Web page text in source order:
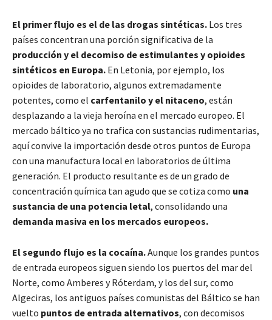
El primer flujo es el de las drogas sintéticas. Los tres
países concentran una porción significativa de la
producción y el decomiso de estimulantes y opioides
sintéticos en Europa. En Letonia, por ejemplo, los
opioides de laboratorio, algunos extremadamente
potentes, como el carfentanilo y el nitaceno, están
desplazando a la vieja heroína en el mercado europeo. El
mercado báltico ya no trafica con sustancias rudimentarias,
aquí convive la importación desde otros puntos de Europa
con una manufactura local en laboratorios de última
generación. El producto resultante es de un grado de
concentración química tan agudo que se cotiza como una
sustancia de una potencia letal, consolidando una
demanda masiva en los mercados europeos.
El segundo flujo es la cocaína.Aunque los grandes puntos
de entrada europeos siguen siendo los puertos del mar del
Norte, como Amberes y Róterdam, y los del sur, como
Algeciras, los antiguos países comunistas del Báltico se han
vuelto puntos de entrada alternativos, con decomisos